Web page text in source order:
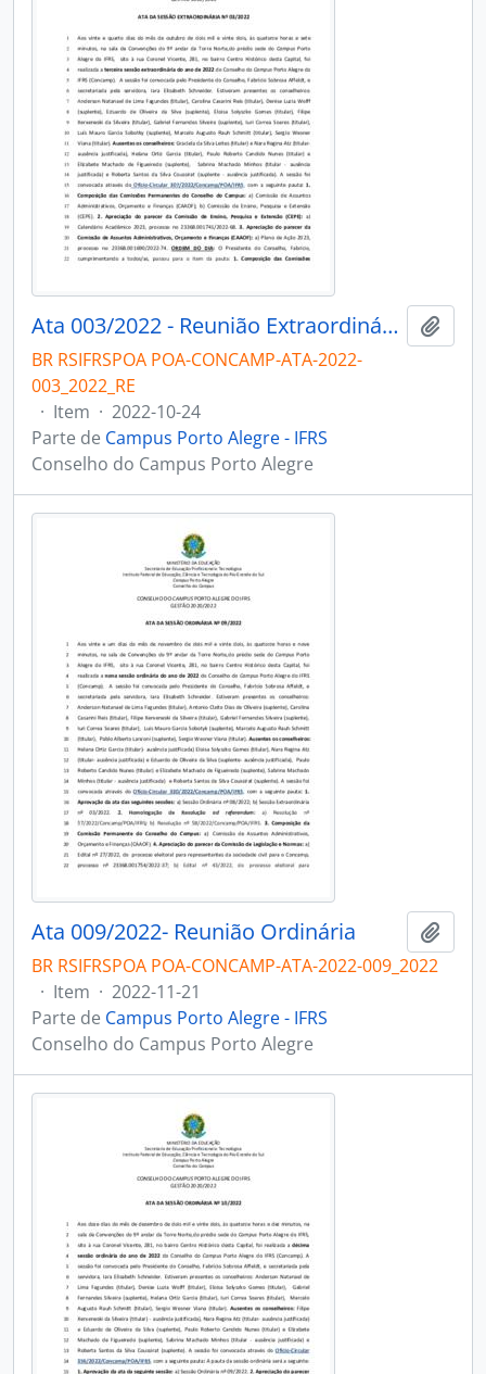
Ata 003/2022 - Reunião Extraordinária
BR RSIFRSPOA POA-CONCAMP-ATA-2022-
003_2022_RE
· Item · 2022-10-24
Parte de Campus Porto Alegre - IFRS
Conselho do Campus Porto Alegre
Ata 009/2022- Reunião Ordinária
BR RSIFRSPOA POA-CONCAMP-ATA-2022-009_2022
· Item · 2022-11-21
Parte de Campus Porto Alegre - IFRS
Conselho do Campus Porto Alegre